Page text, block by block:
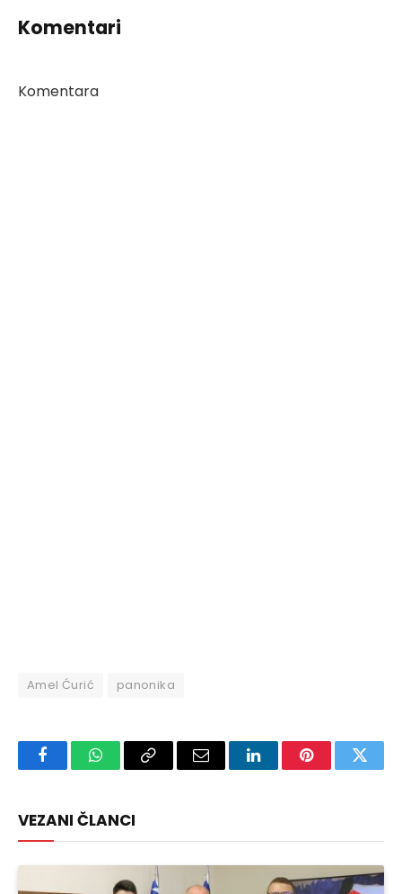
Komentari
Komentara
Amel Ćurić panonika
FacebookWhatsAppCopy
Email LinkedInPinterest
VEZANI ČLANCI